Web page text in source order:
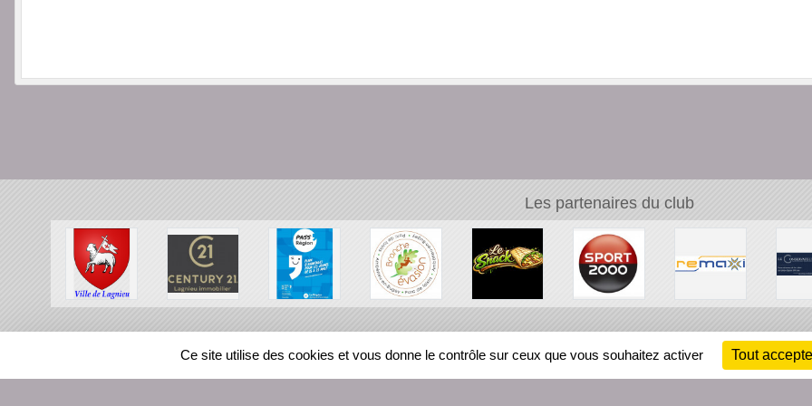
Les partenaires du club
REGIONS
Ce site utilise des cookies et vous donne le contrôle sur ceux que vous souhaitez activer Tout